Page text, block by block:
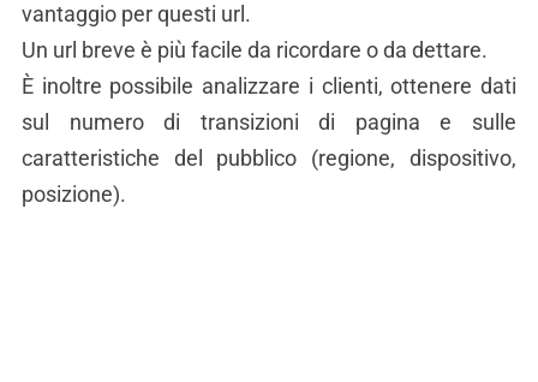
vantaggio per questi url.
Un url breve è più facile da ricordare o da dettare.
È inoltre possibile analizzare i clienti, ottenere dati
sul numero di transizioni di pagina e sulle
caratteristiche del pubblico (regione, dispositivo,
posizione).